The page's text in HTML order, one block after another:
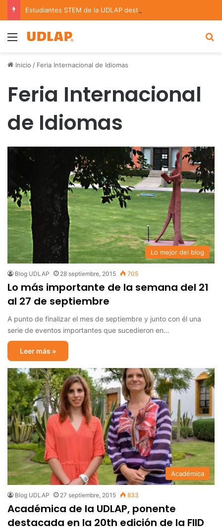
Menu
Inicio / Feria Internacional de Idiomas
Feria Internacional
de Idiomas
Lo mejor del blog
Blog UDLAP 28 septiembre, 2015 705
Lo más importante de la semana del 21
al 27 de septiembre
A punto de finalizar el mes de septiembre y junto con él una
serie de eventos importantes que sucedieron en…
Leer más »
Académica
Blog UDLAP 27 septiembre, 2015 833
Académica de la UDLAP, ponente
destacada en la 20th edición de la FIID